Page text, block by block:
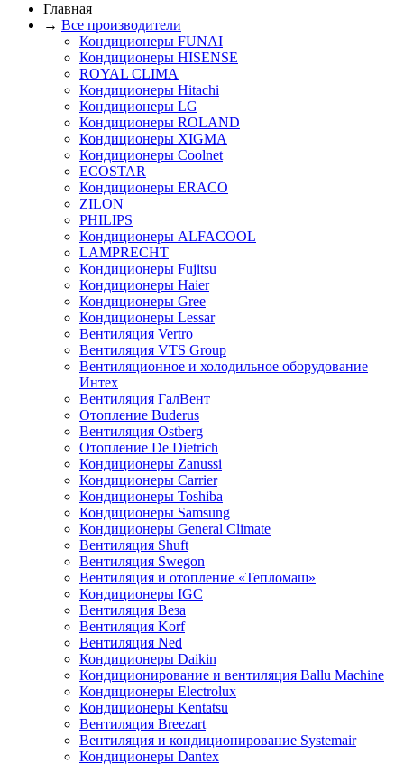
Главная
→ Все производители
Кондиционеры FUNAI
Кондиционеры HISENSE
ROYAL CLIMA
Кондиционеры Hitachi
Кондиционеры LG
Кондиционеры ROLAND
Кондиционеры XIGMA
Кондиционеры Coolnet
ECOSTAR
Кондиционеры ERACO
ZILON
PHILIPS
Кондиционеры ALFACOOL
LAMPRECHT
Кондиционеры Fujitsu
Кондиционеры Haier
Кондиционеры Gree
Кондиционеры Lessar
Вентиляция Vertro
Вентиляция VTS Group
Вентиляционное и холодильное оборудование
Интех
Вентиляция ГалВент
Отопление Buderus
Вентиляция Ostberg
Отопление De Dietrich
Кондиционеры Zanussi
Кондиционеры Carrier
Кондиционеры Toshiba
Кондиционеры Samsung
Кондиционеры General Climate
Вентиляция Shuft
Вентиляция Swegon
Вентиляция и отопление «Тепломаш»
Кондиционеры IGC
Вентиляция Веза
Вентиляция Korf
Вентиляция Ned
Кондиционеры Daikin
Кондиционирование и вентиляция Ballu Machine
Кондиционеры Electrolux
Кондиционеры Kentatsu
Вентиляция Breezart
Вентиляция и кондиционирование Systemair
Кондиционеры Dantex